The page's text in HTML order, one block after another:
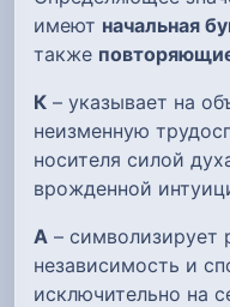
имеют начальная
также
К – указывает на
неизменную
носителя силой
врожденной
А – символизирует
независимость и
исключительно на